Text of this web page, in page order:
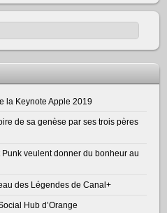
la Keynote Apple 2019
de sa genèse par ses trois pères
veulent donner du bonheur au
des Légendes de Canal+
Hub d’Orange